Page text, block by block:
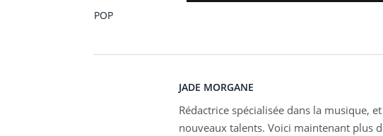
POP
JADE MORGANE
Rédactrice spécialisée dans la musique,
nouveaux talents. Voici maintenant plus